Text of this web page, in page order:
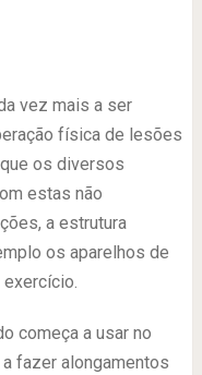
vez mais a ser
física de lesões
os diversos
estas não
a estrutura
os aparelhos de
começa a usar no
fazer alongamentos